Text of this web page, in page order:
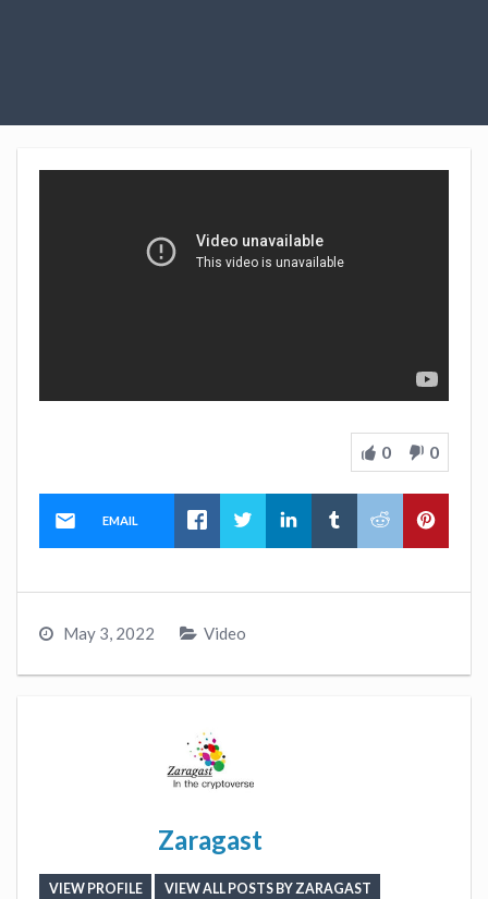
0 0
EMAIL
May 3, 2022 Video
Zaragast
VIEW PROFILE VIEW ALL POSTS BY ZARAGAST